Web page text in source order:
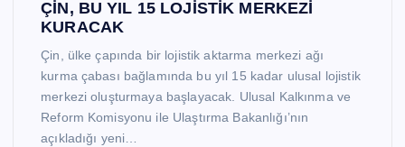
ÇİN, BU YIL 15 LOJİSTİK MERKEZİ
KURACAK
Çin, ülke çapında bir lojistik aktarma merkezi ağı
kurma çabası bağlamında bu yıl 15 kadar ulusal lojistik
merkezi oluşturmaya başlayacak. Ulusal Kalkınma ve
Reform Komisyonu ile Ulaştırma Bakanlığı’nın
açıkladığı yeni…